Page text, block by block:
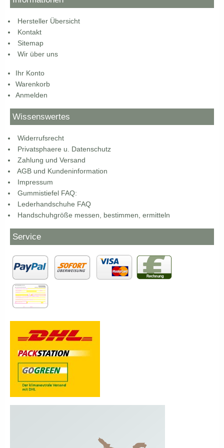
Hersteller Übersicht
Kontakt
Sitemap
Wir über uns
Ihr Konto
Warenkorb
Anmelden
Wissenswertes
Widerrufsrecht
Privatsphaere u. Datenschutz
Zahlung und Versand
AGB und Kundeninformation
Impressum
Gummistiefel FAQ:
Lederhandschuhe FAQ
Handschuhgröße messen, bestimmen, ermitteln
Service